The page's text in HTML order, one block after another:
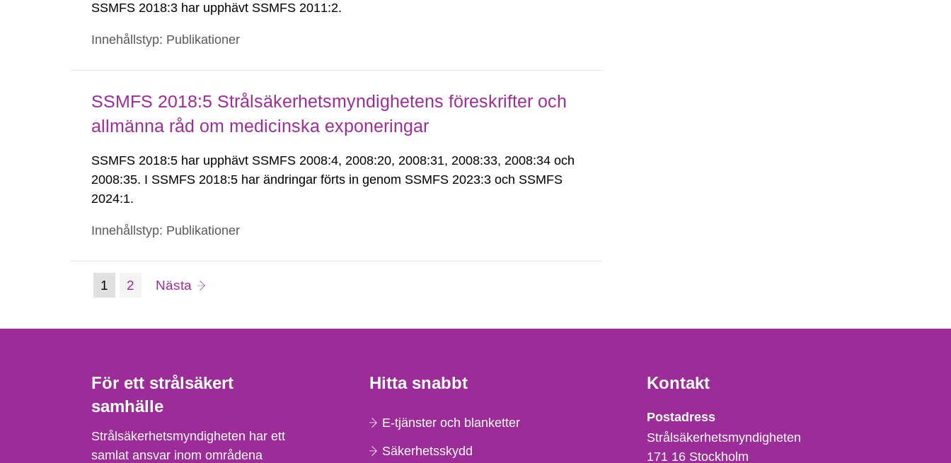
SSMFS 2018:3 har upphävt SSMFS 2011:2.
Innehållstyp: Publikationer
SSMFS 2018:5 Strålsäkerhetsmyndighetens föreskrifter och
allmänna råd om medicinska exponeringar
SSMFS 2018:5 har upphävt SSMFS 2008:4, 2008:20, 2008:31, 2008:33, 2008:34 och
2008:35. I SSMFS 2018:5 har ändringar förts in genom SSMFS 2023:3 och SSMFS
2024:1.
Innehållstyp: Publikationer
Gå
till
1 (nuvarande
Sida:
2 Nästa sida
För ett strålsäkert
samhälle
Strålsäkerhetsmyndigheten har ett
samlat ansvar inom områdena
Hitta snabbt
E-tjänster och blanketter
Säkerhetsskydd
Kontakt
Strålsäkerhetsmyndigheten
Postadress
Strålsäkerhetsmyndigheten
171 16 Stockholm